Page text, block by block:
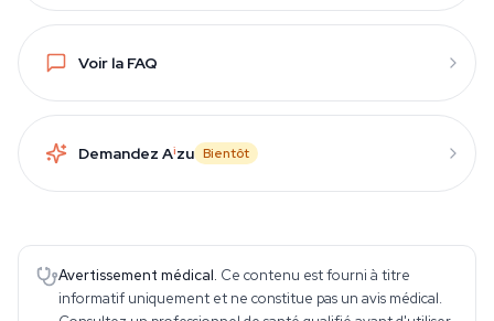
Voir la FAQ
Demandez Aizu Bientôt
Avertissement médical. Ce contenu est fourni à titre
informatif uniquement et ne constitue pas un avis médical.